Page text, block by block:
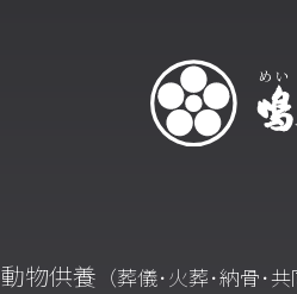
動物供養 （葬儀･火葬･納骨･共